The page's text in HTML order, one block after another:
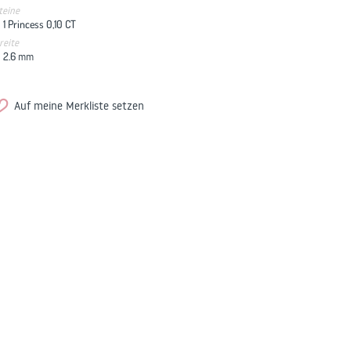
1 Princess 0,10 CT
2.6 mm
Auf meine Merkliste setzen